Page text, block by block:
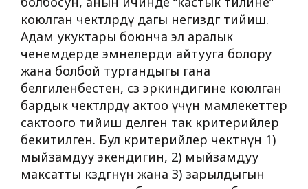
коюлган чектөөлөрдү дагы негиздөөгө тийиш.
Адам укуктары боюнча эл аралык
ченемдерде эмнелерди айтууга болору
жана болбой тургандыгы гана
белгиленбестен, сөз эркиндигине коюлган
бардык чектөөлөрдү актоо үчүн мамлекеттер
сактоого тийиш делген так критерийлер
бекитилген. Бул критерийлер чектөөнүн 1)
мыйзамдуу экендигин, 2) мыйзамдуу
максатты көздөгөнүн жана 3) зарылдыгын